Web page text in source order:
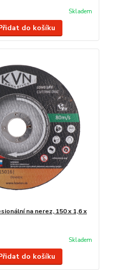
Skladem
do košíku
na nerez, 150 x 1,6 x
Skladem
do košíku